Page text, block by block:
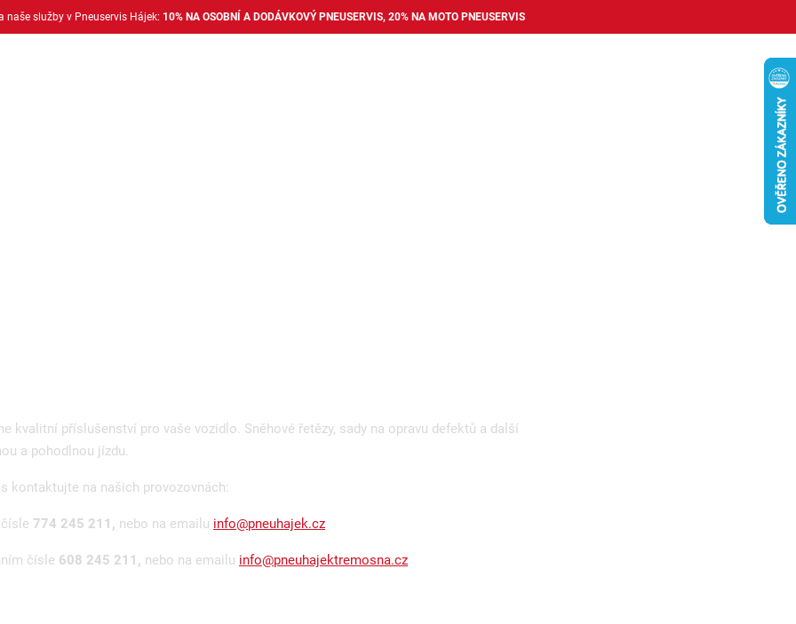
naše služby v Pneuservis Hájek: 10% NA OSOBNÍ A DODÁVKOVÝ PNEUSERVIS, 20% NA MOTO PNEUSERVIS
Nákupní
kvalitní příslušenství pro vaše vozidlo. Sněhové řetězy, sady na opravu defektů a další
a pohodlnou jízdu.
kontaktujte na našich provozovnách:
774 245 211, nebo na emailu info@pneuhajek.cz
čísle 608 245 211, nebo na emailu info@pneuhajektremosna.cz